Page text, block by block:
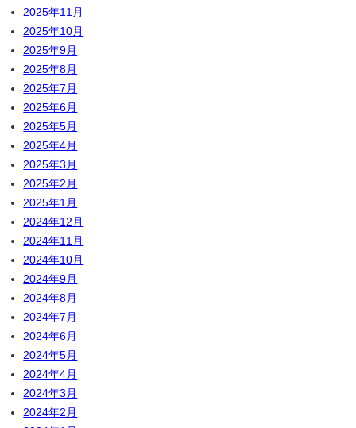
2025年11月
2025年10月
2025年9月
2025年8月
2025年7月
2025年6月
2025年5月
2025年4月
2025年3月
2025年2月
2025年1月
2024年12月
2024年11月
2024年10月
2024年9月
2024年8月
2024年7月
2024年6月
2024年5月
2024年4月
2024年3月
2024年2月